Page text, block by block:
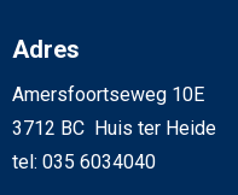
Adres
Amersfoortseweg 10E
3712 BC Huis ter Heide
tel: 035 6034040